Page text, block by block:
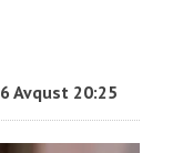
6 Avqust 20:25